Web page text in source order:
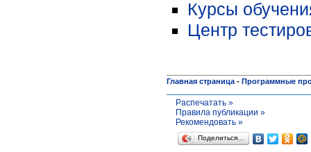
Курсы
Центр
Главная страница - Программные
Распечатать »
Правила публикации »
Рекомендовать »
Поделиться…